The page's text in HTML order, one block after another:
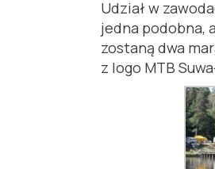
Udział w
jedna podobna,
zostaną dwa
z logo MTB